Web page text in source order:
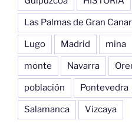
Las Palmas de Gran
Lugo Madrid mina
monte Navarra
población Pontevedra
Salamanca Vizcaya